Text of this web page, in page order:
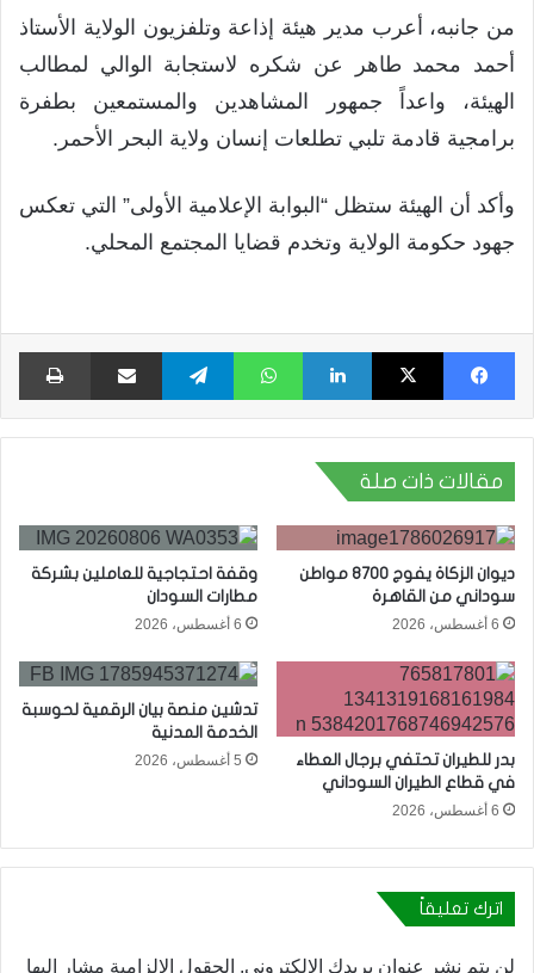
من جانبه، أعرب مدير هيئة إذاعة وتلفزيون الولاية الأستاذ
أحمد محمد طاهر عن شكره لاستجابة الوالي لمطالب
الهيئة، واعداً جمهور المشاهدين والمستمعين بطفرة
برامجية قادمة تلبي تطلعات إنسان ولاية البحر الأحمر.
وأكد أن الهيئة ستظل “البوابة الإعلامية الأولى” التي تعكس
جهود حكومة الولاية وتخدم قضايا المجتمع المحلي.
فيسبوك X لينكدإن واتساب تيلقرام مشاركة عبر البريد
مقالات ذات صلة
ديوان الزكاة يفوج 8700 مواطن
سوداني من القاهرة
6 أغسطس، 2026
وقفة احتجاجية للعاملين بشركة
مطارات السودان
6 أغسطس، 2026
بدر للطيران تحتفي برجال العطاء
في قطاع الطيران السوداني
6 أغسطس، 2026
تدشين منصة بيان الرقمية لحوسبة
الخدمة المدنية
5 أغسطس، 2026
اترك تعليقاً
لن يتم نشر عنوان بريدك الإلكتروني. الحقول الإلزامية مشار إليها